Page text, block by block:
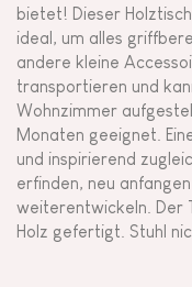
bietet! Dieser
ideal, um alles
andere kleine
transportieren und
Wohnzimmer
Monaten geeignet.
und inspirierend
erfinden, neu
weiterentwickeln. Der
Holz gefertigt. Stuhl